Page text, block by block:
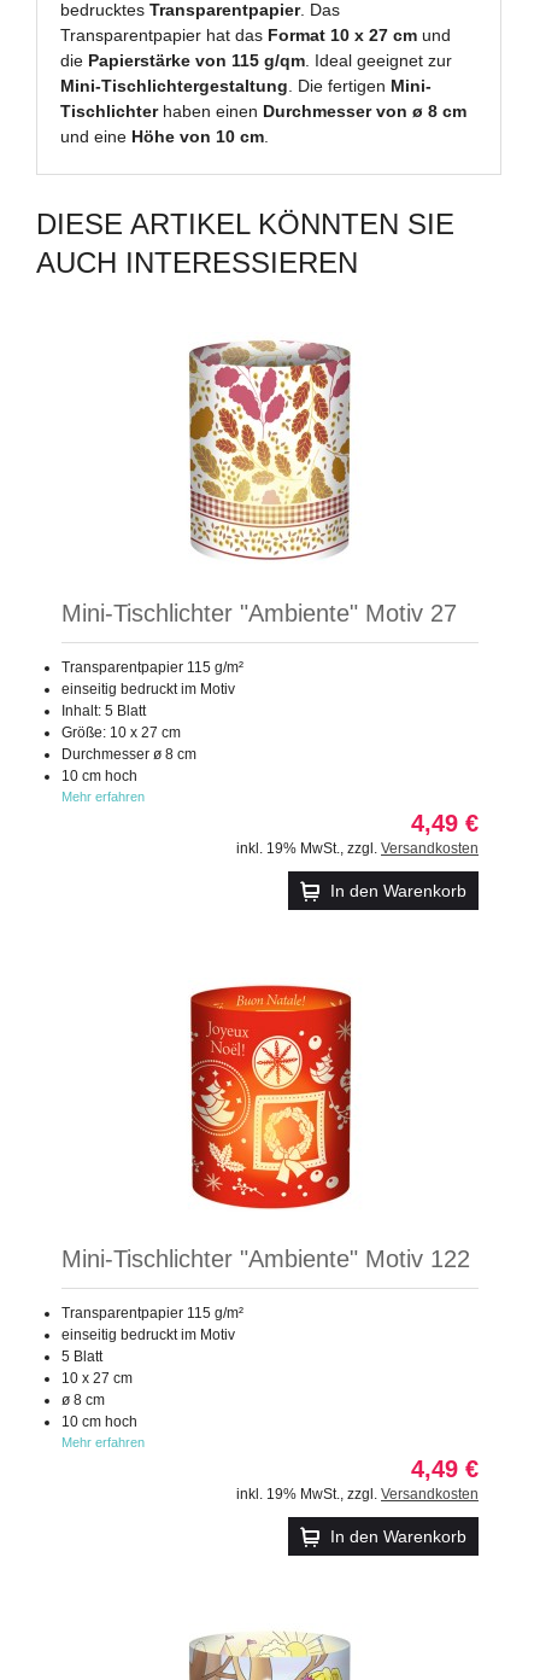
bedrucktes Transparentpapier. Das
Transparentpapier hat das Format 10 x 27 cm und
die Papierstärke von 115 g/qm. Ideal geeignet zur
Mini-Tischlichtergestaltung. Die fertigen Mini-
Tischlichterhaben einen Durchmesser von ø 8 cm
und eine Höhe von 10 cm.
DIESE ARTIKEL KÖNNTEN SIE
AUCH INTERESSIEREN
Mini-Tischlichter "Ambiente" Motiv 27
Transparentpapier 115 g/m²
einseitig bedruckt im Motiv
Inhalt: 5 Blatt
Größe: 10 x 27 cm
Durchmesser ø 8 cm
10 cm hoch
Mehr erfahren
4,49 €
inkl. 19% MwSt. zzgl. Versandkosten
In den Warenkorb
Mini-Tischlichter "Ambiente" Motiv 122
Transparentpapier 115 g/m²
einseitig bedruckt im Motiv
5 Blatt
10 x 27 cm
ø 8 cm
10 cm hoch
Mehr erfahren
4,49 €
inkl. 19% MwSt. zzgl. Versandkosten
In den Warenkorb